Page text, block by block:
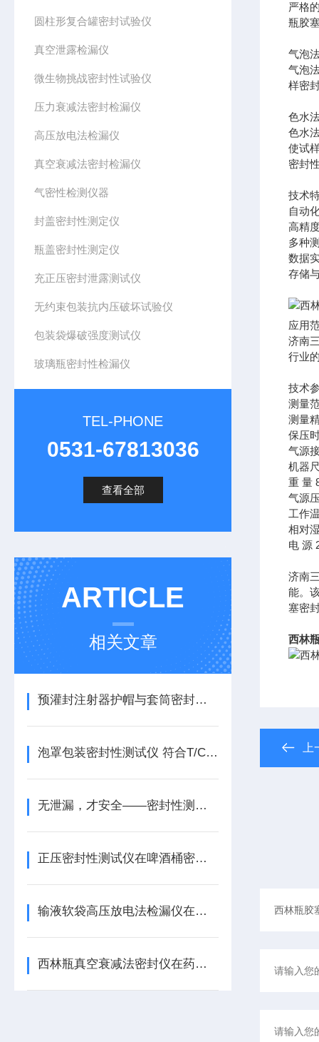
圆柱形复合罐密封试验仪
真空泄露检漏仪
微生物挑战密封性试验仪
压力衰减法密封检漏仪
高压放电法检漏仪
真空衰减法密封检漏仪
气密性检测仪器
封盖密封性测定仪
瓶盖密封性测定仪
充正压密封泄露测试仪
无约束包装抗内压破坏试验仪
包装袋爆破强度测试仪
玻璃瓶密封性检漏仪
TEL-PHONE
0531-67813036
查看全部
ARTICLE
相关文章
预灌封注射器护帽与套筒密封性测试仪在药典标准下的应用解析
泡罩包装密封性测试仪 符合T/CNPPA 3027标准的密封性能检测设备
无泄漏，才安全——密封性测试仪的工作原理与方法选择
正压密封性测试仪在啤酒桶密封性检测中的应用方案——基于GB/T17714
输液软袋高压放电法检漏仪在药品包装密封完整性检测中的解决方案
西林瓶真空衰减法密封仪在药品包装密封检测中的解决方案
严格
瓶胶
气泡
气泡
样密
色水
色水
使试
密封
技术
自动
高精
多种
数据
存储
应用
济南
行业
技术
测量
测量
保压
气源
机器
重 量
气源
工作
相对
电 源
济南
能。
塞密
西林